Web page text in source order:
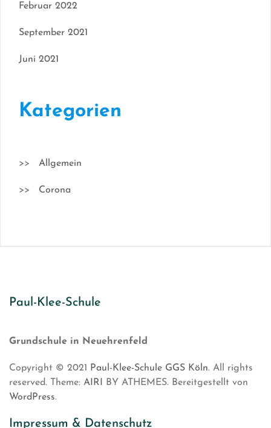
Februar 2022
September 2021
Juni 2021
Kategorien
Allgemein
Corona
Paul-Klee-Schule
Grundschule in Neuehrenfeld
Copyright © 2021 Paul-Klee-Schule GGS Köln. All rights
reserved. Theme: AIRI
BY ATHEMES. Bereitgestellt von
WordPress.
Impressum & Datenschutz